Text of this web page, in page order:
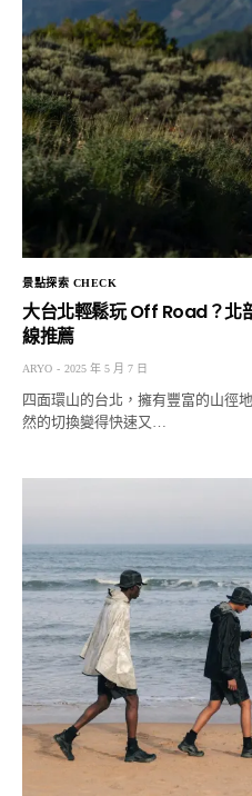
景點探索 CHECK
大台北輕鬆玩 Off Road？北
線推薦
ARYO 2025 年 5 月 7 日
四面環山的台北，擁有豐富的山徑
然的切換變得快速又…